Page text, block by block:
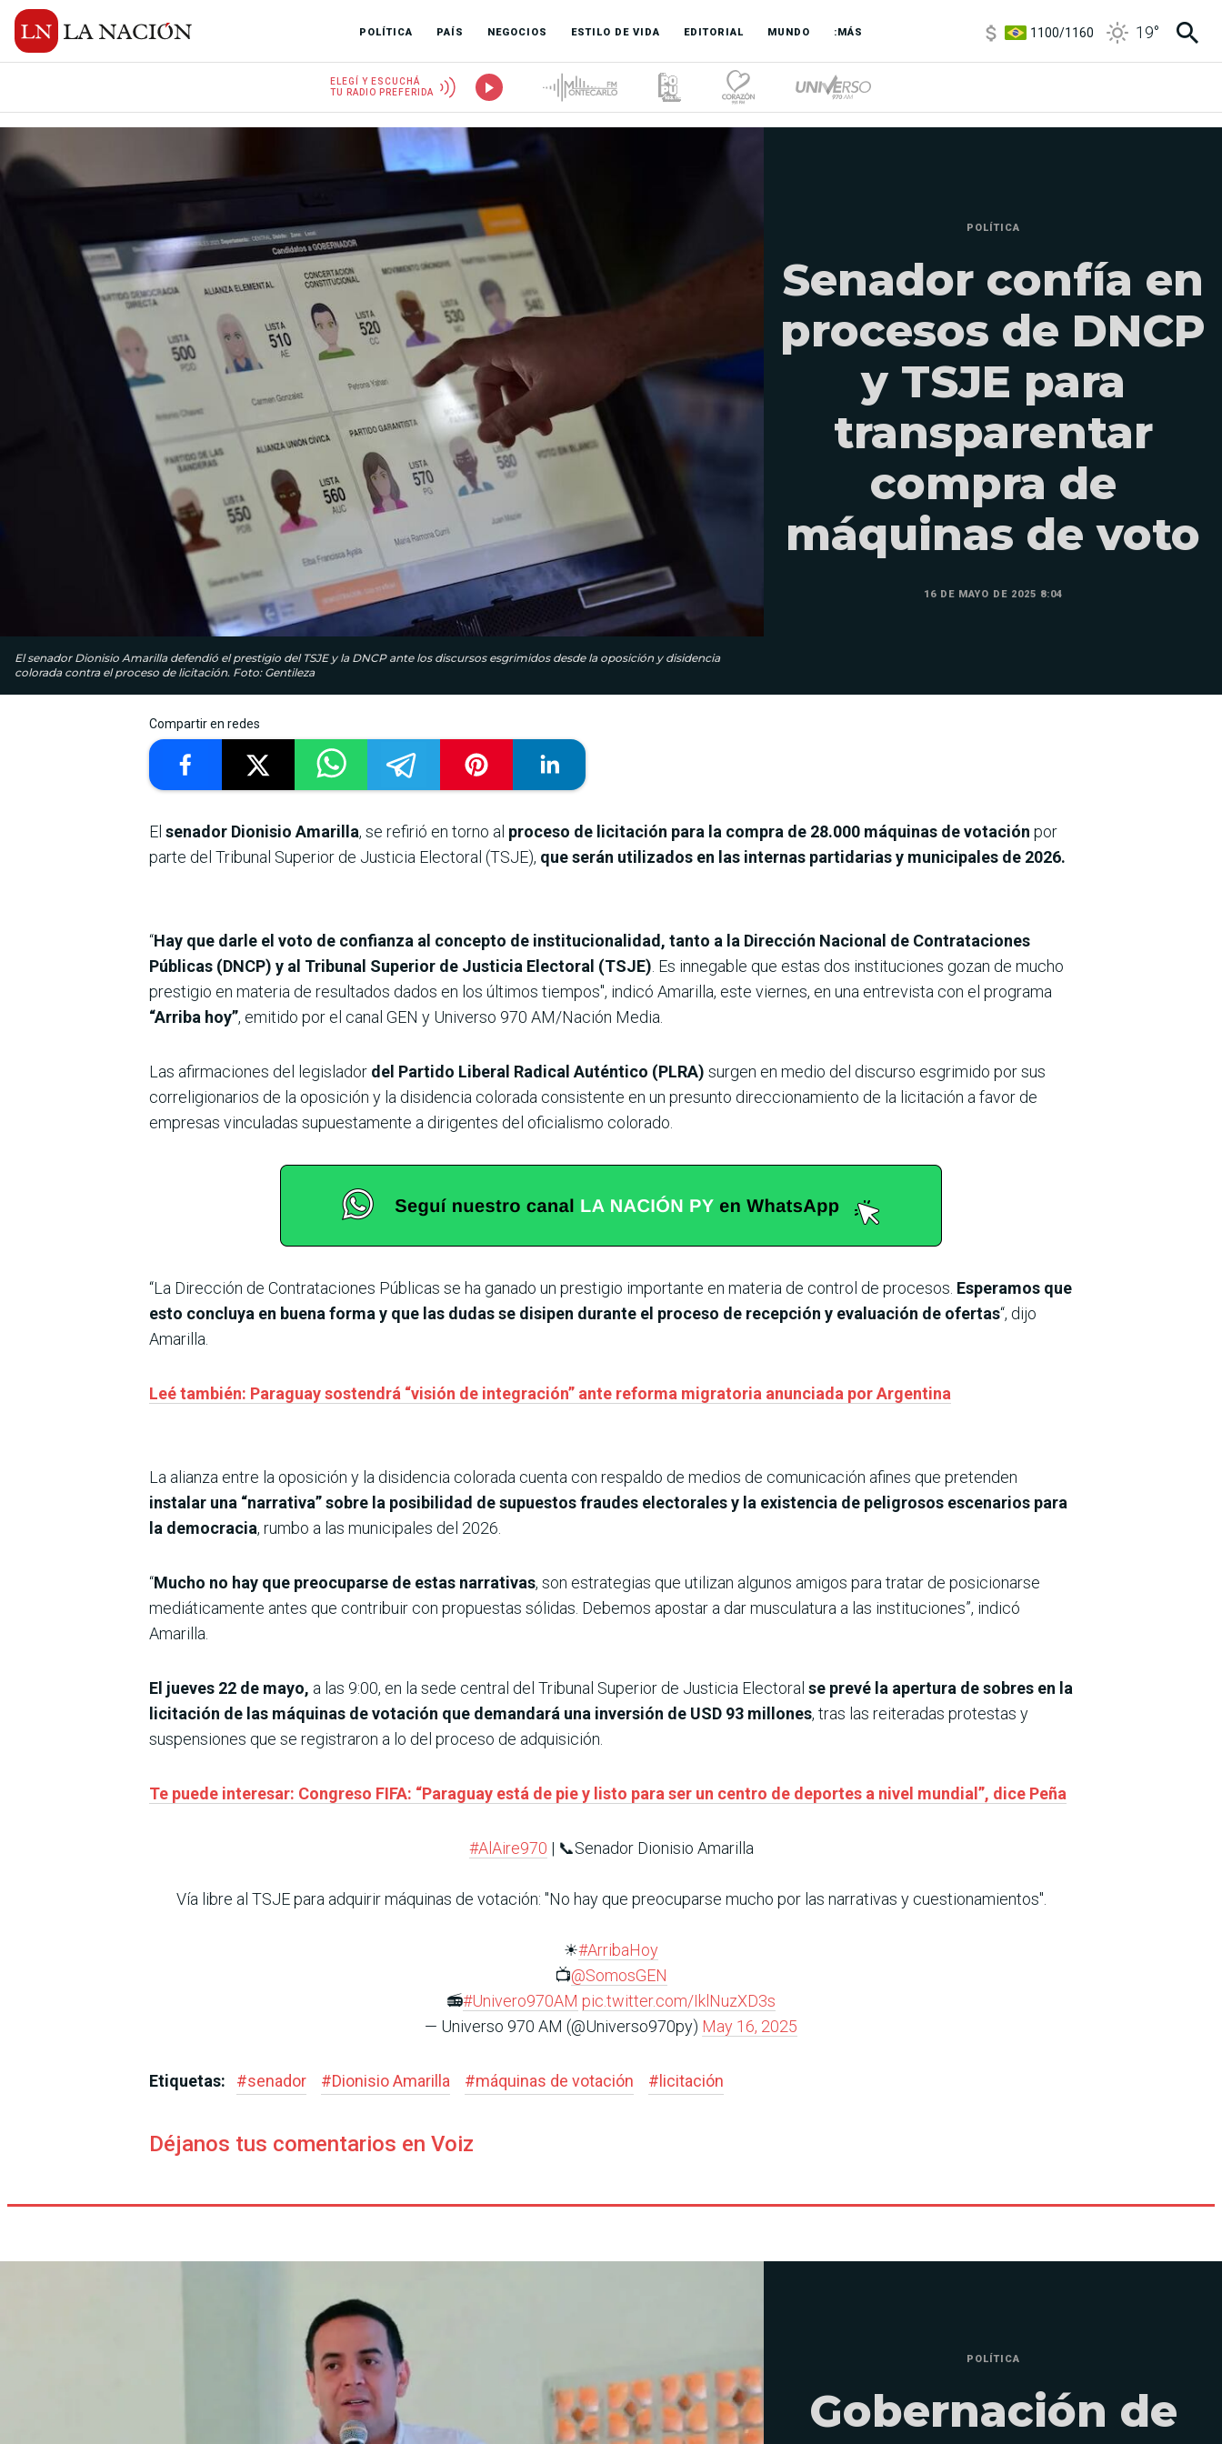
POLÍTICA PAÍS NEGOCIOS ESTILO DE VIDA EDITORIAL MUNDO :MÁS
3,8/4
19°
ELEGÍ Y ESCUCHÁ
TU RADIO PREFERIDA
El senador Dionisio Amarilla defendió el prestigio del TSJE y la DNCP ante los discursos esgrimidos desde la oposición y disidencia
colorada contra el proceso de licitación. Foto: Gentileza
POLÍTICA
Senador confía en
procesos de DNCP
y TSJE para
transparentar
compra de
máquinas de voto
16 DE MAYO DE 2025 8:04
Compartir en redes
El senador Dionisio Amarilla, se refirió en torno al proceso de licitación para la compra de 28.000 máquinas de votación por
parte del Tribunal Superior de Justicia Electoral (TSJE), que serán utilizados en las internas partidarias y municipales de 2026.
“Hay que darle el voto de confianza al concepto de institucionalidad, tanto a la Dirección Nacional de Contrataciones
Públicas (DNCP) y al Tribunal Superior de Justicia Electoral (TSJE) . Es innegable que estas dos instituciones gozan de mucho
prestigio en materia de resultados dados en los últimos tiempos", indicó Amarilla, este viernes, en una entrevista con el programa
“Arriba hoy”, emitido por el canal GEN y Universo 970 AM/Nación Media.
Las afirmaciones del legislador del Partido Liberal Radical Auténtico (PLRA) surgen en medio del discurso esgrimido por sus
correligionarios de la oposición y la disidencia colorada consistente en un presunto direccionamiento de la licitación a favor de
empresas vinculadas supuestamente a dirigentes del oficialismo colorado.
“La Dirección de Contrataciones Públicas se ha ganado un prestigio importante en materia de control de procesos. Esperamos que
esto concluya en buena forma y que las dudas se disipen durante el proceso de recepción y evaluación de ofertas“, dijo
Amarilla.
Leé también: Paraguay sostendrá “visión de integración” ante reforma migratoria anunciada por Argentina
La alianza entre la oposición y la disidencia colorada cuenta con respaldo de medios de comunicación afines que pretenden
instalar una “narrativa” sobre la posibilidad de supuestos fraudes electorales y la existencia de peligrosos escenarios para
la democracia, rumbo a las municipales del 2026.
“Mucho no hay que preocuparse de estas narrativas, son estrategias que utilizan algunos amigos para tratar de posicionarse
mediáticamente antes que contribuir con propuestas sólidas. Debemos apostar a dar musculatura a las instituciones”, indicó
Amarilla.
El jueves 22 de mayo, a las 9:00, en la sede central del Tribunal Superior de Justicia Electoral se prevé la apertura de sobres en la
licitación de las máquinas de votación que demandará una inversión de USD 93 millones, tras las reiteradas protestas y
suspensiones que se registraron a lo del proceso de adquisición.
Te puede interesar: Congreso FIFA: “Paraguay está de pie y listo para ser un centro de deportes a nivel mundial”, dice Peña
#AlAire970 | 📞Senador Dionisio Amarilla
Vía libre al TSJE para adquirir máquinas de votación: "No hay que preocuparse mucho por las narrativas y cuestionamientos".
☀#ArribaHoy
📺@SomosGEN
📻#Univero970AM pic.twitter.com/IklNuzXD3s
— Universo 970 AM (@Universo970py) May 16, 2025
Etiquetas: #senador #Dionisio Amarilla #máquinas de votación # licitación
Déjanos tus comentarios en Voiz
POLÍTICA
Gobernación de